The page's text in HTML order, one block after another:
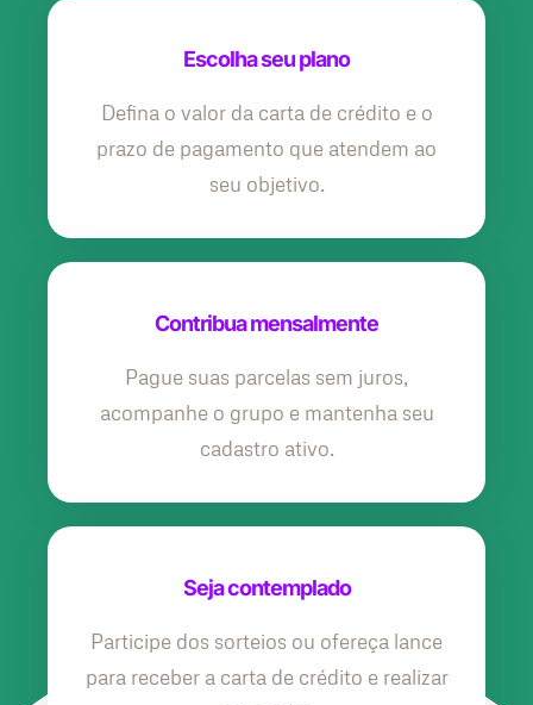
Escolha seu plano
Defina o valor da carta de crédito e o
prazo de pagamento que atendem ao
seu objetivo.
Contribua mensalmente
Pague suas parcelas sem juros,
acompanhe o grupo e mantenha seu
cadastro ativo.
Seja contemplado
Participe dos sorteios ou ofereça lance
para receber a carta de crédito e realizar